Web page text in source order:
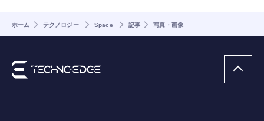
ホーム テクノロジー Space 記事 写真・画像